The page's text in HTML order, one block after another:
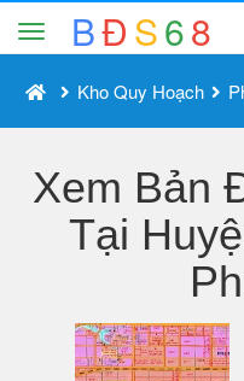
BĐS68
Kho Quy Hoạch
Xem Bản
Tại